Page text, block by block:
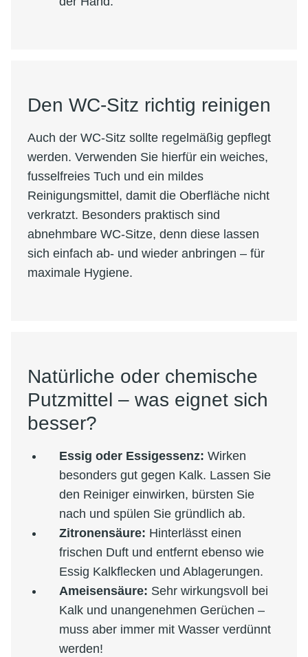
Den WC-Sitz richtig reinigen
Auch der WC-Sitz sollte regelmäßig gepflegt
werden. Verwenden Sie hierfür ein weiches,
fusselfreies Tuch und ein mildes
Reinigungsmittel, damit die Oberfläche nicht
verkratzt. Besonders praktisch sind
abnehmbare WC-Sitze, denn diese lassen
sich einfach ab- und wieder anbringen – für
maximale Hygiene.
Natürliche oder chemische
Putzmittel – was eignet sich
besser?
Essig oder Essigessenz: Wirken
besonders gut gegen Kalk. Lassen Sie
den Reiniger einwirken, bürsten Sie
nach und spülen Sie gründlich ab.
Zitronensäure: Hinterlässt einen
frischen Duft und entfernt ebenso wie
Essig Kalkflecken und Ablagerungen.
Ameisensäure: Sehr wirkungsvoll bei
Kalk und unangenehmen Gerüchen –
muss aber immer mit Wasser verdünnt
werden!